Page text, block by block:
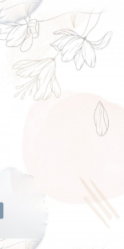
Перейти
к
содержанию